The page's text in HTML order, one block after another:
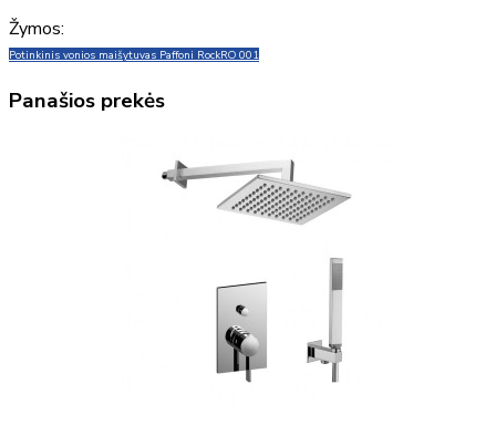
Žymos:
Potinkinis vonios maišytuvas Paffoni RockRO 001
Panašios prekės